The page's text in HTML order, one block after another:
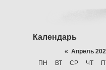
Календарь
« Апрель
ПН
ВТ СР ЧТ